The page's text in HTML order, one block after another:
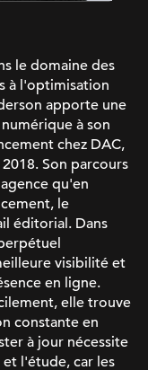
le domaine des
à l'optimisation
apporte une
à son
chez DAC,
Son parcours
qu'en
le
éditorial. Dans
visibilité et
en ligne.
elle trouve
constante en
à jour nécessite
et l'étude, car les